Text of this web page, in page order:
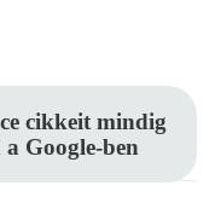
cikkeit mindig
Google-ben